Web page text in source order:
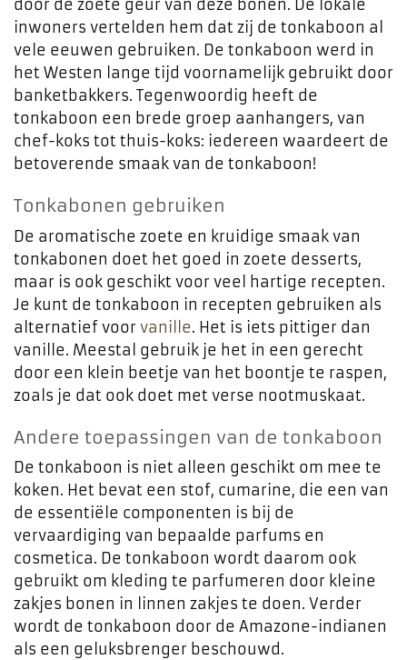
door de zoete geur van deze bonen. De lokale
inwoners vertelden hem dat zij de tonkaboon al
vele eeuwen gebruiken. De tonkaboon werd in
het Westen lange tijd voornamelijk gebruikt door
banketbakkers. Tegenwoordig heeft de
tonkaboon een brede groep aanhangers, van
chef-koks tot thuis-koks: iedereen waardeert de
betoverende smaak van de tonkaboon!
Tonkabonen gebruiken
De aromatische zoete en kruidige smaak van
tonkabonen doet het goed in zoete desserts,
maar is ook geschikt voor veel hartige recepten.
Je kunt de tonkaboon in recepten gebruiken als
alternatief voor vanille. Het is iets pittiger dan
vanille. Meestal gebruik je het in een gerecht
door een klein beetje van het boontje te raspen,
zoals je dat ook doet met verse nootmuskaat.
Andere toepassingen van de tonkaboon
De tonkaboon is niet alleen geschikt om mee te
koken. Het bevat een stof, cumarine, die een van
de essentiële componenten is bij de
vervaardiging van bepaalde parfums en
cosmetica. De tonkaboon wordt daarom ook
gebruikt om kleding te parfumeren door kleine
zakjes bonen in linnen zakjes te doen. Verder
wordt de tonkaboon door de Amazone-indianen
als een geluksbrenger beschouwd.